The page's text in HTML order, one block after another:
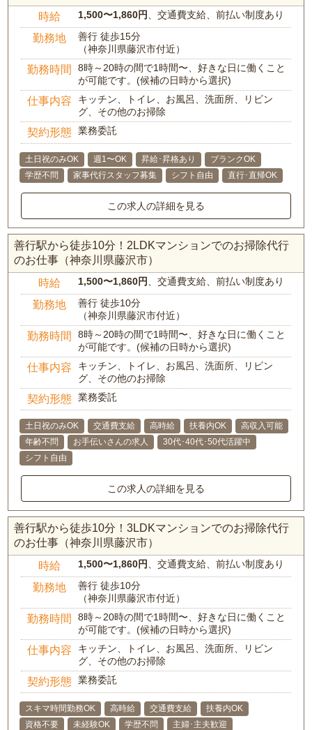
時給 1,500〜1,860円 、交通費支給、前払い制度あり
勤務地
善行 徒歩15分
（神奈川県藤沢市付近）
勤務時間
8時～20時の間で1時間〜、好きな日に働くこと
が可能です。(候補の日時から選択)
仕事内容
キッチン、トイレ、お風呂、洗面所、リビン
グ、その他のお掃除
契約形態 業務委託
土日祝のみOK 週1〜OK 昇給･昇格あり
ブランクOK
学歴不問
家事代行スタッフ募集 シフト自由 直行･直帰OK
この求人の詳細を見る
善行駅から徒歩10分！2LDKマンションでのお掃除代行
のお仕事（神奈川県藤沢市）
時給 1,500〜1,860円 、交通費支給、前払い制度あり
勤務地
善行 徒歩10分
（神奈川県藤沢市付近）
勤務時間
8時～20時の間で1時間〜、好きな日に働くこと
が可能です。(候補の日時から選択)
仕事内容
キッチン、トイレ、お風呂、洗面所、リビン
グ、その他のお掃除
契約形態 業務委託
土日祝のみOK 交通費支給 高時給 扶養内OK
高収入可能
年齢不問
お手伝いさんの求人
30代･40代･50代活躍中
シフト自由
この求人の詳細を見る
善行駅から徒歩10分！3LDKマンションでのお掃除代行
のお仕事（神奈川県藤沢市）
時給 1,500〜1,860円 、交通費支給、前払い制度あり
勤務地
善行 徒歩10分
（神奈川県藤沢市付近）
勤務時間
8時～20時の間で1時間〜、好きな日に働くこと
が可能です。(候補の日時から選択)
仕事内容
キッチン、トイレ、お風呂、洗面所、リビン
グ、その他のお掃除
契約形態 業務委託
スキマ時間勤務OK 高時給 交通費支給
扶養内OK
資格不要
未経験OK 学歴不問
主婦･主夫歓迎